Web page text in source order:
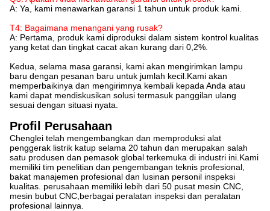
A: Ya, kami menawarkan garansi 1 tahun untuk produk kami.
T4: Bagaimana menangani yang rusak?
A: Pertama, produk kami diproduksi dalam sistem kontrol kualitas
yang ketat dan tingkat cacat akan kurang dari 0,2%.
Kedua, selama masa garansi, kami akan mengirimkan lampu
baru dengan pesanan baru untuk jumlah kecil.Kami akan
memperbaikinya dan mengirimnya kembali kepada Anda atau
kami dapat mendiskusikan solusi termasuk panggilan ulang
sesuai dengan situasi nyata.
Profil Perusahaan
Chenglei telah mengembangkan dan memproduksi alat
penggerak listrik katup selama 20 tahun dan merupakan salah
satu produsen dan pemasok global terkemuka di industri ini.Kami
memiliki tim penelitian dan pengembangan teknis profesional,
bakat manajemen profesional dan lusinan personil inspeksi
kualitas. perusahaan memiliki lebih dari 50 pusat mesin CNC,
mesin bubut CNC,berbagai peralatan inspeksi dan peralatan
profesional lainnya.